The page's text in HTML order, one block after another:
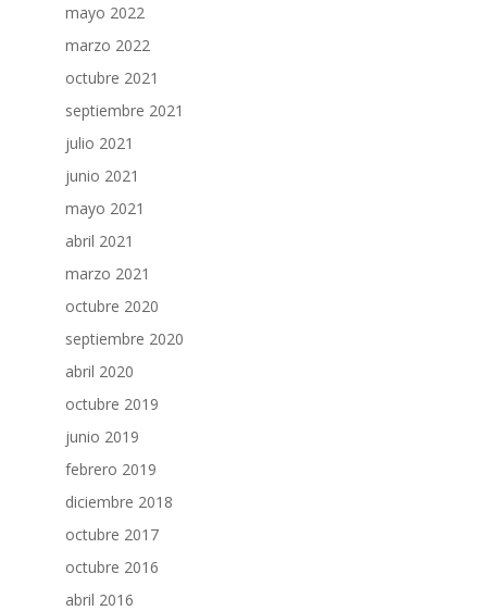
mayo 2022
marzo 2022
octubre 2021
septiembre 2021
julio 2021
junio 2021
mayo 2021
abril 2021
marzo 2021
octubre 2020
septiembre 2020
abril 2020
octubre 2019
junio 2019
febrero 2019
diciembre 2018
octubre 2017
octubre 2016
abril 2016